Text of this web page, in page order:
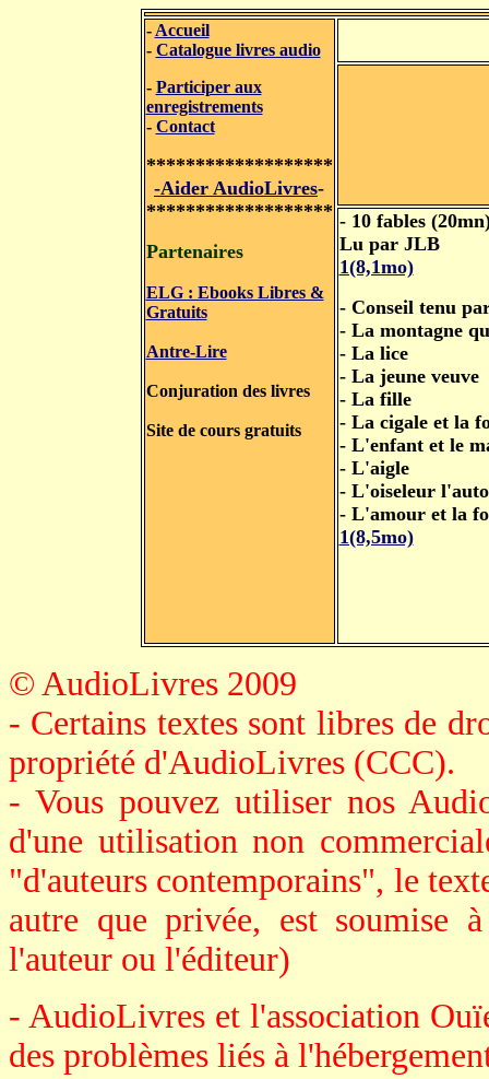
- Accueil
- Catalogue livres audio
- Participer aux
enregistrements
- Contact
*******************
-Aider AudioLivres-
*******************
Partenaires
ELG : Ebooks Libres &
Gratuits
Antre-Lire
Conjuration des livres
Site de cours gratuits
- 10 fables
Lu par JLB
1(8,1mo)
- Conseil tenu
- La montagne
- La lice
- La jeune veuve
- La fille
- La cigale et la
- L'enfant et le
- L'aigle
- L'oiseleur
- L'amour et la
1(8,5mo)
© AudioLivres 2009
- Certains textes sont libres de
propriété d'AudioLivres (CCC).
- Vous pouvez utiliser nos
d'une utilisation non
"d'auteurs contemporains", le
autre que privée, est soumise
l'auteur ou l'éditeur)
- AudioLivres et l'association
des problèmes liés à